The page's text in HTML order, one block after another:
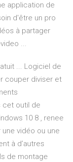
application de
d'être un pro
à partager
...
... Logiciel de
couper diviser et
cet outil de
10 8 , renee
vidéo ou une
à d’autres
de montage